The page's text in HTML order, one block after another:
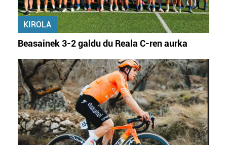
KIROLA
Beasainek 3-2 galdu du Reala C-ren aurka